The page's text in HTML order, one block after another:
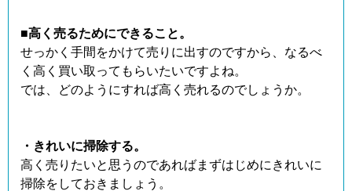
■高く売るためにできること。
せっかく手間をかけて売りに出すのですから、なるべ
く高く買い取ってもらいたいですよね。
では、どのようにすれば高く売れるのでしょうか。
・きれいに掃除する。
高く売りたいと思うのであればまずはじめにきれいに
掃除をしておきましょう。